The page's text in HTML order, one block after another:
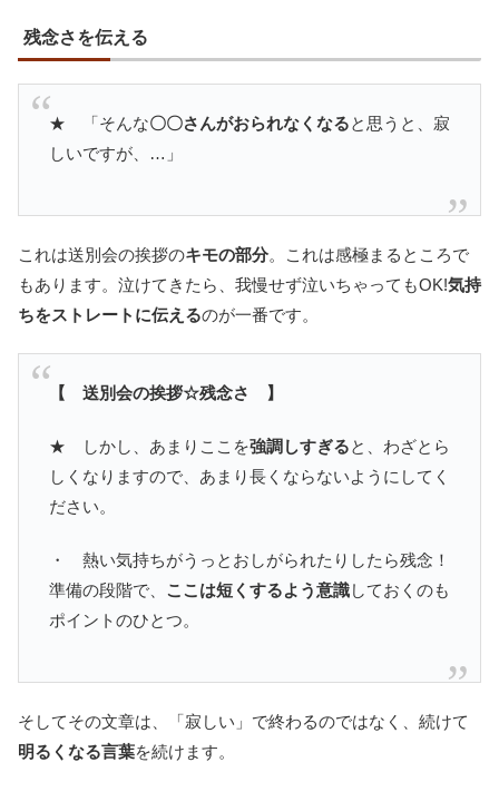
残念さを伝える
★ 「そんな〇〇さんがおられなくなると思うと、寂
しいですが、…」
これは送別会の挨拶のキモの部分。これは感極まるところで
もあります。泣けてきたら、我慢せず泣いちゃってもOK!気持
ちをストレートに伝えるのが一番です。
【 送別会の挨拶☆残念さ 】
★ しかし、あまりここを強調しすぎると、わざとら
しくなりますので、あまり長くならないようにしてく
ださい。
・ 熱い気持ちがうっとおしがられたりしたら残念！
準備の段階で、 ここは短くするよう意識しておくのも
ポイントのひとつ。
そしてその文章は、「寂しい」で終わるのではなく、続けて
明るくなる言葉を続けます。